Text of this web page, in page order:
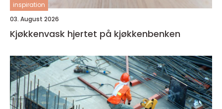
inspiration
03. August 2026
Kjøkkenvask hjertet på kjøkkenbenken